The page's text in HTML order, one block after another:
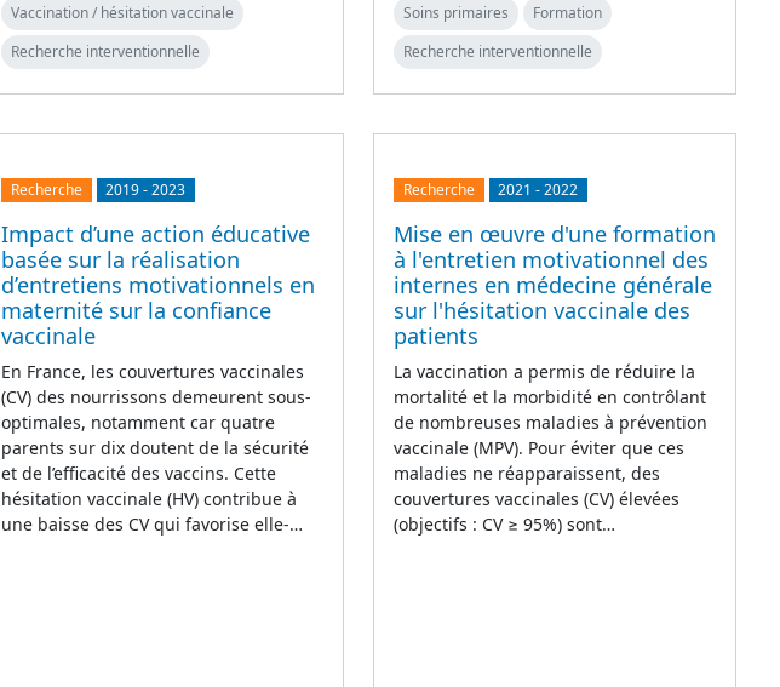
Vaccination / hésitation vaccinale
Recherche interventionnelle
Soins primaires
Formation
Recherche interventionnelle
Recherche 2019-2023
Impact d’une action éducative
basée sur la réalisation
d’entretiens motivationnels en
maternité sur la confiance
vaccinale
En France, les couvertures vaccinales
(CV) des nourrissons demeurent sous-
optimales, notamment car quatre
parents sur dix doutent de la sécurité
et de l’efficacité des vaccins. Cette
hésitation vaccinale (HV) contribue à
une baisse des CV qui favorise elle-…
Recherche 2021 -2022
Mise en œuvre d'une formation
à l'entretien motivationnel des
internes en médecine générale
sur l'hésitation vaccinale des
patients
La vaccination a permis de réduire la
mortalité et la morbidité en contrôlant
de nombreuses maladies à prévention
vaccinale (MPV). Pour éviter que ces
maladies ne réapparaissent, des
couvertures vaccinales (CV) élevées
(objectifs : CV ≥ 95%) sont…